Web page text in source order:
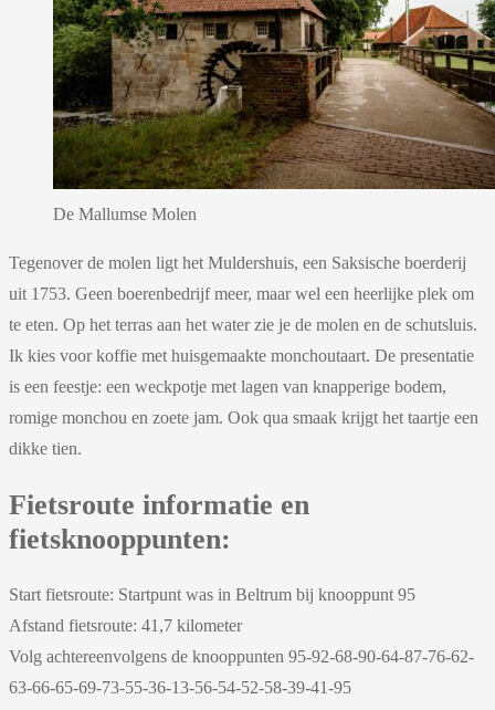
De Mallumse Molen
Tegenover de molen ligt het Muldershuis, een Saksische boerderij
uit 1753. Geen boerenbedrijf meer, maar wel een heerlijke plek om
te eten. Op het terras aan het water zie je de molen en de schutsluis.
Ik kies voor koffie met huisgemaakte monchoutaart. De presentatie
is een feestje: een weckpotje met lagen van knapperige bodem,
romige monchou en zoete jam. Ook qua smaak krijgt het taartje een
dikke tien.
Fietsroute informatie en
fietsknooppunten:
Start fietsroute: Startpunt was in Beltrum bij knooppunt 95
Afstand fietsroute: 41,7 kilometer
Volg achtereenvolgens de knooppunten 95-92-68-90-64-87-76-62-
63-66-65-69-73-55-36-13-56-54-52-58-39-41-95